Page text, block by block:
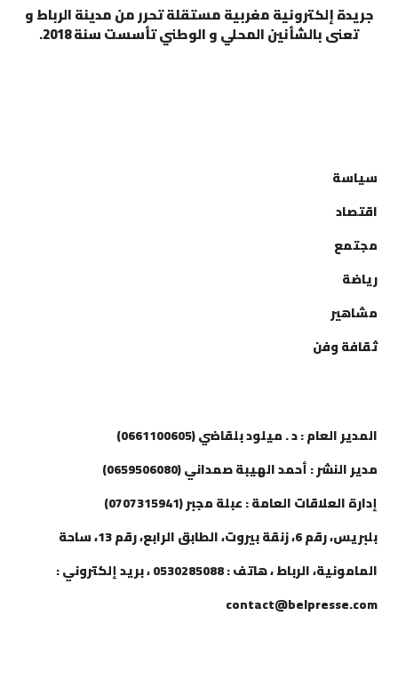
جريدة إلكترونية مغربية مستقلة تحرر من مدينة الرباط و
تعنى بالشأنين المحلي و الوطني تأسست سنة 2018.
سياسة
اقتصاد
مجتمع
رياضة
مشاهير
ثقافة وفن
المدير العام : د . ميلود بلقاضي (0661100605)
مدير النشر : أحمد الهيبة صمداني (0659506080)
إدارة العلاقات العامة : عبلة مجبر (0707315941)
بلبريس، رقم 6، زنقة بيروت، الطابق الرابع، رقم 13، ساحة
المامونية، الرباط ، هاتف : 0530285088 ، بريد إلكتروني :
contact@belpresse.com